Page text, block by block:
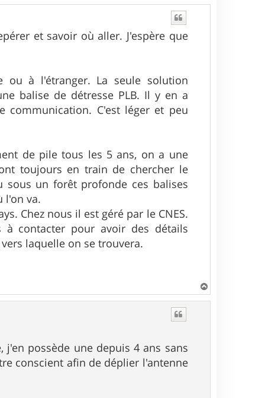
et savoir où aller. J'espère que
ou à l'étranger. La seule solution
balise de détresse PLB. Il y en a
C'est léger et peu
de pile tous les 5 ans, on a une
toujours en train de chercher le
sous un forêt profonde ces balises
l'on va.
Chez nous il est géré par le CNES.
contacter pour avoir des détails
laquelle on se trouvera.
a
possède une depuis 4 ans sans
conscient afin de déplier l'antenne